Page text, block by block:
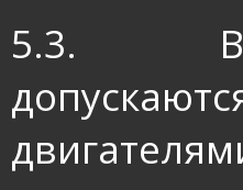
5.3.